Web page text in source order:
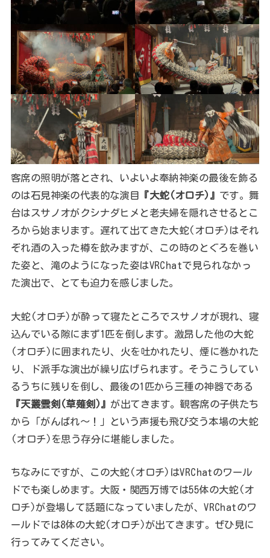
客席の照明が落とされ、いよいよ奉納神楽の最後を飾る
のは石見神楽の代表的な演目 『大蛇(オロチ)』 です。舞
台はスサノオがクシナダヒメと老夫婦を隠れさせるとこ
ろから始まります。遅れて出てきた大蛇(オロチ)はそれ
ぞれ酒の入った樽を飲みますが、この時のとぐろを巻い
た姿と、滝のようになった姿はVRChatで見られなかっ
た演出で、とても迫力を感じました。
大蛇(オロチ)が酔って寝たところでスサノオが現れ、寝
込んでいる隙にまず1匹を倒します。激昂した他の大蛇
(オロチ)に囲まれたり、火を吐かれたり、煙に巻かれた
り、ド派手な演出が繰り広げられます。そうこうしてい
るうちに残りを倒し、最後の1匹から三種の神器である
『天叢雲剣(草薙剣)』 が出てきます。観客席の子供たち
から「がんばれ～！」という声援も飛び交う本場の大蛇
(オロチ)を思う存分に堪能しました。
ちなみにですが、この大蛇(オロチ)はVRChatのワール
ドでも楽しめます。大阪・関西万博では55体の大蛇(オ
ロチ)が登場して話題になっていましたが、VRChatのワ
ールドでは8体の大蛇(オロチ)が出てきます。ぜひ見に
行ってみてください。